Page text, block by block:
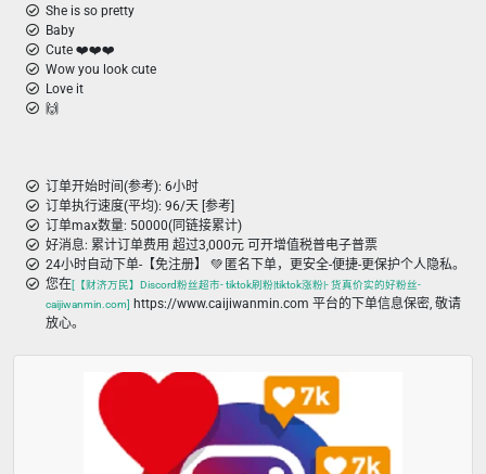
She is so pretty
Baby
Cute ❤️❤️❤️
Wow you look cute
Love it
🙌
订单开始时间(参考): 6小时
订单执行速度(平均): 96/天 [参考]
订单max数量: 50000(同链接累计)
好消息: 累计订单费用 超过3,000元 可开增值税普电子普票
24小时自动下单-【免注册】 💚 匿名下单，更安全-便捷-更保护个人隐私。
您在[【财济万民】Discord粉丝超市- tiktok刷粉|tiktok涨粉|- 货真价实的好粉丝-
caijiwanmin.com]
https://www.caijiwanmin.com 平台的下单信息保密, 敬请
放心。